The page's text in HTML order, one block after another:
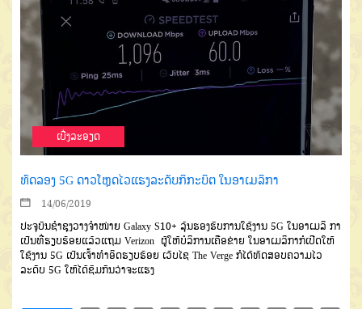
ເບີ່ງລະອຽດ
ທົດລອງ 5G ດາວໂຫຼດໄວແຮງລະດັບກິກະບິຕ ໃນອາເມລິກາ
14/06/2019
ປະຈຸບັນຊຳຊຸງວາງຈຳໜ່າຍ Galaxy S10+ ລຸ້ນຮອງຮັບການໃຊ້ງານ 5G ໃນອາເມລິ ກາ
ເປັນທີ່ຮຽບຮ້ອຍແລ້ວແຖມ Verizon ຜູ້ໃຫ້ບໍລິການເຄືອຂ່າຍ ໃນອາເມລິກາກໍເປີດໃຫ້
ໃຊ້ງານ 5G ເປັນເຈົ້າທຳອິດຮຽບຮ້ອຍ ເວັບໄຊ The Verge ກໍໄດ້ທົດສອບຄວາມໄວ
ລະດັບ 5G ໃຫ້ໄດ້ຊົມກັນວ່າຈະແຮງ